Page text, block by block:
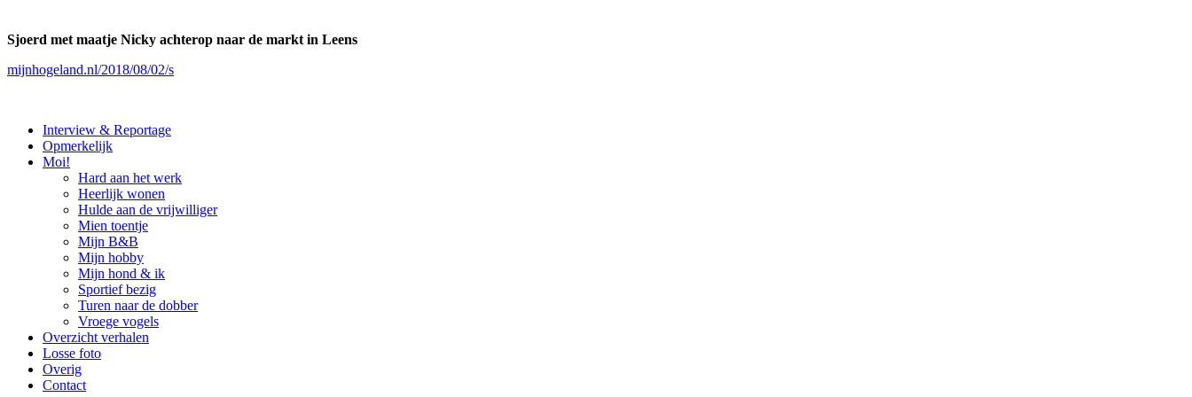
Sjoerd met maatje Nicky achterop naar de markt in Leens
mijnhogeland.nl/2018/08/02/s
Interview & Reportage
Opmerkelijk
Moi!
Hard aan het werk
Heerlijk wonen
Hulde aan de vrijwilliger
Mien toentje
Mijn B&B
Mijn hobby
Mijn hond & ik
Sportief bezig
Turen naar de dobber
Vroege vogels
Overzicht verhalen
Losse foto
Overig
Contact